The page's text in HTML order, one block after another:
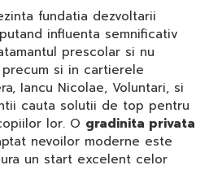
fundatia dezvoltarii
influenta semnificativ
prescolar si nu
precum si in cartierele
Iancu Nicolae, Voluntari, si
cauta solutii de top pentru
lor. O gradinita privata
nevoilor moderne este
un start excelent celor